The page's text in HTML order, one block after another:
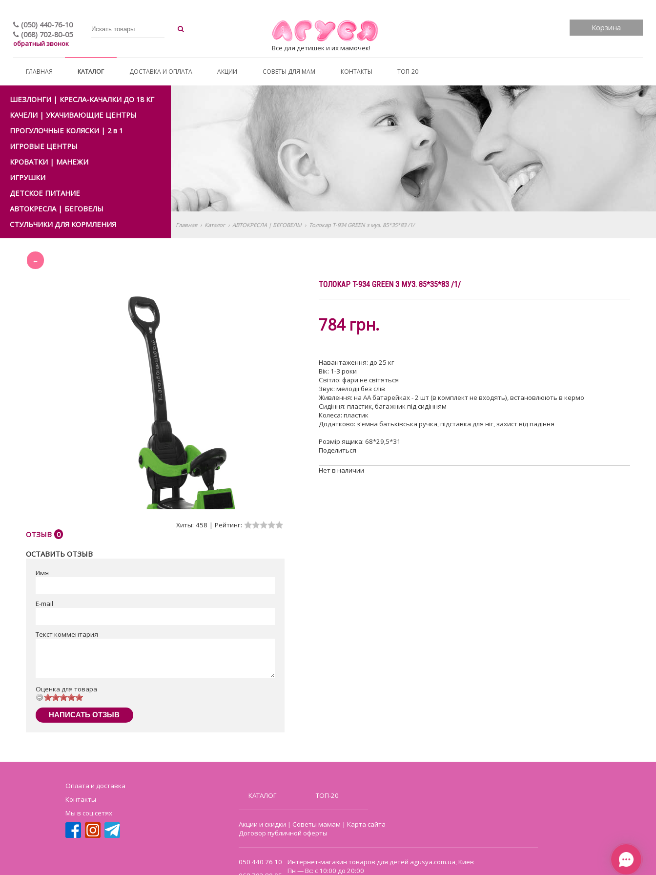
(050) 440-76-10
(068) 702-80-05
обратный звонок Все для детишек и их мамочек!
Корзина
ГЛАВНАЯ КАТАЛОГ ДОСТАВКА И ОПЛАТА АКЦИИ СОВЕТЫ ДЛЯ МАМ КОНТАКТЫ ТОП-20
ШЕЗЛОНГИ | КРЕСЛА-КАЧАЛКИ ДО 18 КГ
КАЧЕЛИ | УКАЧИВАЮЩИЕ ЦЕНТРЫ
ПРОГУЛОЧНЫЕ КОЛЯСКИ | 2 в 1
ИГРОВЫЕ ЦЕНТРЫ
КРОВАТКИ | МАНЕЖИ
ИГРУШКИ
ДЕТСКОЕ ПИТАНИЕ
АВТОКРЕСЛА | БЕГОВЕЛЫ
СТУЛЬЧИКИ ДЛЯ КОРМЛЕНИЯ
Главная › Каталог › АВТОКРЕСЛА | БЕГОВЕЛЫ › Толокар T-934 GREEN з муз. 85*35*83 /1/
Хиты: 458 | Рейтинг:
ОТЗЫВ 0
ОСТАВИТЬ ОТЗЫВ
Имя
E-mail
Текст комментария
Оценка для товара
НАПИСАТЬ ОТЗЫВ
ТОЛОКАР T-934 GREEN З МУЗ. 85*35*83 /1/
784 грн.
Навантаження: до 25 кг
Вік: 1-3 роки
Світло: фари не світяться
Звук: мелодії без слів
Живлення: на АА батарейках - 2 шт (в комплект не входять), встановлюють в кермо
Сидіння: пластик, багажник під сидінням
Колеса: пластик
Додатково: з'ємна батьківська ручка, підставка для ніг, захист від падіння
Розмір ящика: 68*29,5*31
Поделиться
Нет в наличии
Оплата и доставка
Контакты
Мы в соц.сетях
КАТАЛОГ ТОП-20
Акции и скидки | Советы мамам |Карта сайта
Договор публичной оферты
050 440 76 10
Интернет-магазин товаров для детей agusya.com.ua, Киев
Пн — Вс: с 10:00 до 20:00